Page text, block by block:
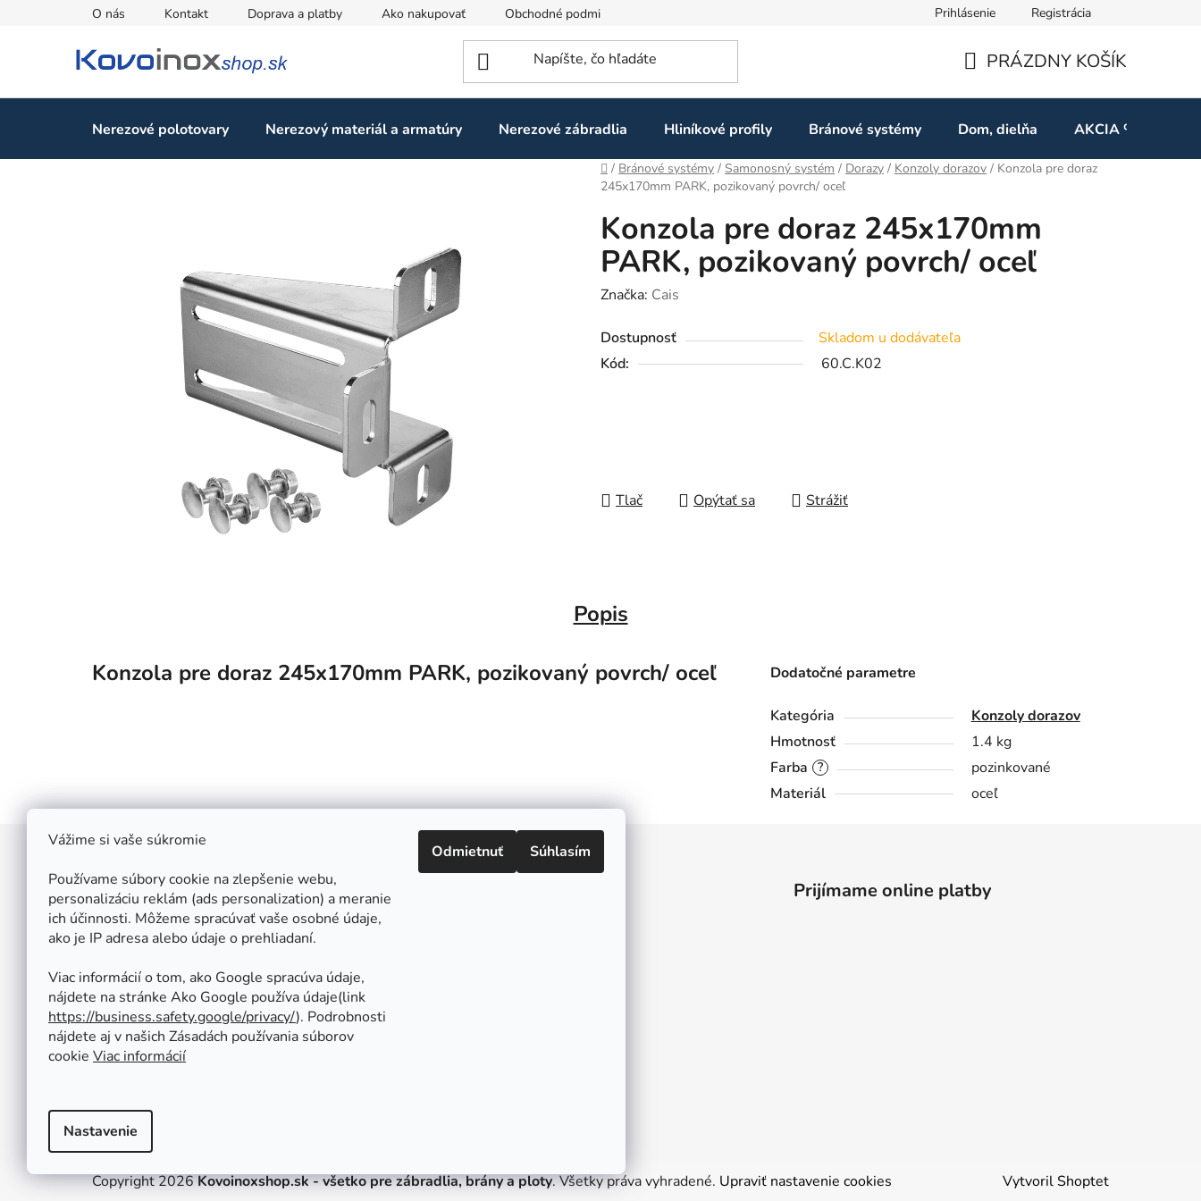
Vážime si vaše súkromie
Používame súbory cookie na zlepšenie webu,
personalizáciu reklám (ads personalization) a meranie
ich účinnosti. Môžeme spracúvať vaše osobné údaje,
ako je IP adresa alebo údaje o prehliadaní.
Viac informácií o tom, ako Google spracúva údaje,
nájdete na stránke Ako Google používa údaje(link
https://business.safety.google/privacy/⁩). Podrobnosti
nájdete aj v našich Zásadách používania súborov
cookie Viac informácií
Nastavenie
Odmietnuť Súhlasím
O nás Kontakt Doprava a platby Ako nakupovať Obchodné podmienky Odstúpenie od zmluvy
Prihlásenie Registrácia
KOŠÍK
PRÁZDNY KOŠÍK
Nerezové polotovary Nerezový materiál a armatúry Nerezové zábradlia Hliníkové profily Bránové systémy Dom, dielňa AKCIA %
Domov
/ Bránové systémy / Samonosný systém / Dorazy / Konzoly dorazov / Konzola pre doraz
245x170mm PARK, pozikovaný povrch/ oceľ
Konzola pre doraz 245x170mm
PARK, pozikovaný povrch/ oceľ
Značka: Cais
Dostupnosť
Skladom u dodávateľa
Kód:
60.C.K02
Tlač Opýtať sa Strážiť
Popis
Konzola pre doraz 245x170mm PARK, pozikovaný povrch/ oceľ Dodatočné parametre
Kategória
Konzoly dorazov
Hmotnosť
1.4 kg
?
Farba
pozinkované
Materiál
oceľ
Štefan Široký - Kovoinox
Cukrová 10
917 01 Trnava
Slovensko
IČ: 37 571 451
IČ DPH: SK 1020347779
Po-Pa: 08:00 - 12:00 13:00 - 16:30
So - Ne : ZATVORENÉ
Tel.: +421 950 427 860
obchod@kovoinox.sk
Prijímame online platby
Vytvoril Shoptet
Copyright 2026Kovoinoxshop.sk - všetko pre zábradlia, brány a ploty. Všetky práva vyhradené. Upraviť nastavenie cookies